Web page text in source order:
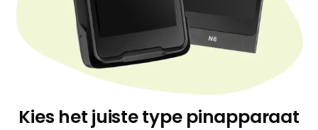
Kies het juiste type pinapparaat